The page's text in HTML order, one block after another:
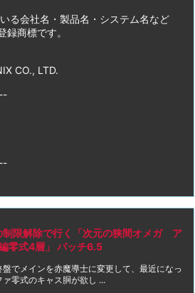
る会社名・製品名・システム名など
録商標です。
CO., LTD.
限解除で行く「次元の狭間オメガ ア
零式4層」 パッチ6.5
盤でメインを赤魔導士に変更して、最近になっ
ァ零式のキャス胴が欲し ...